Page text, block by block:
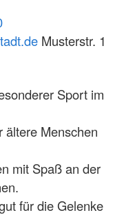
Musterstr. 1
Sport im
ältere Menschen
mit Spaß an der
für die Gelenke